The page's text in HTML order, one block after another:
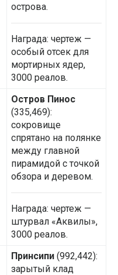
острова.
Награда: чертеж —
особый отсек для
мортирных ядер,
3000 реалов.
Остров Пинос
(335,469):
сокровище
спрятано на полянке
между главной
пирамидой с точкой
обзора и деревом.
Награда: чертеж —
штурвал «Аквилы»,
3000 реалов.
Принсипи (992,442):
зарытый клад